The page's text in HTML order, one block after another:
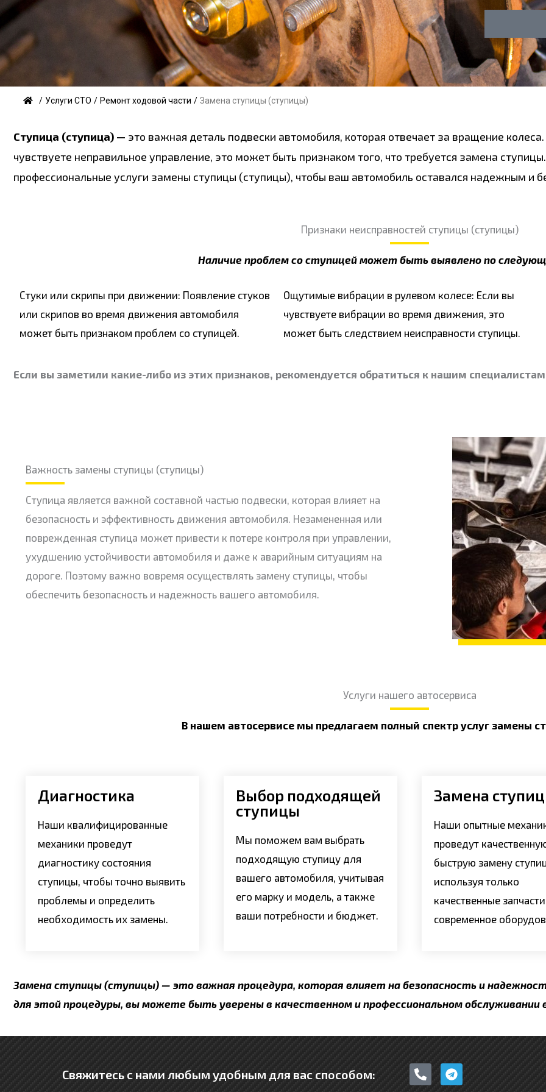
о
н
у
г
/ Услуги СТО / Ремонт ходовой части / Замена ступицы (ступицы)
Ступица (ступица) — это важная деталь подвески автомобиля, которая отвечает за вращение
чувствуете неправильное управление, это может быть признаком того, что требуется замена
профессиональные услуги замены ступицы (ступицы), чтобы ваш автомобиль оставался надежным и
Признаки неисправностей ступицы (ступицы)
Наличие проблем со ступицей может быть выявлено по
Стуки или скрипы при движении: Появление стуков
или скрипов во время движения автомобиля
может быть признаком проблем со ступицей.
Ощутимые вибрации в рулевом колесе: Если вы
чувствуете вибрации во время движения, это
может быть следствием неисправности ступицы.
Если вы заметили какие-либо из этих признаков, рекомендуется обратиться к нашим
Важность замены ступицы (ступицы)
Ступица является важной составной частью подвески, которая влияет на
безопасность и эффективность движения автомобиля. Незамененная или
поврежденная ступица может привести к потере контроля при управлении,
ухудшению устойчивости автомобиля и даже к аварийным ситуациям на
дороге. Поэтому важно вовремя осуществлять замену ступицы, чтобы
обеспечить безопасность и надежность вашего автомобиля.
Услуги нашего автосервиса
В нашем автосервисе мы предлагаем полный спектр услуг замены
Диагностика
Наши квалифицированные
механики проведут
диагностику состояния
ступицы, чтобы точно выявить
проблемы и определить
необходимость их замены.
Выбор подходящей
ступицы
Мы поможем вам выбрать
подходящую ступицу для
вашего автомобиля, учитывая
его марку и модель, а также
ваши потребности и бюджет.
Замена
Наши опытные
проведут
быструю замену
используя только
качественные
современное
Замена ступицы (ступицы) — это важная процедура, которая влияет на безопасность и
для этой процедуры, вы можете быть уверены в качественном и профессиональном обслуживании
Свяжитесь с нами любым удобным для вас способом:
h
T
e